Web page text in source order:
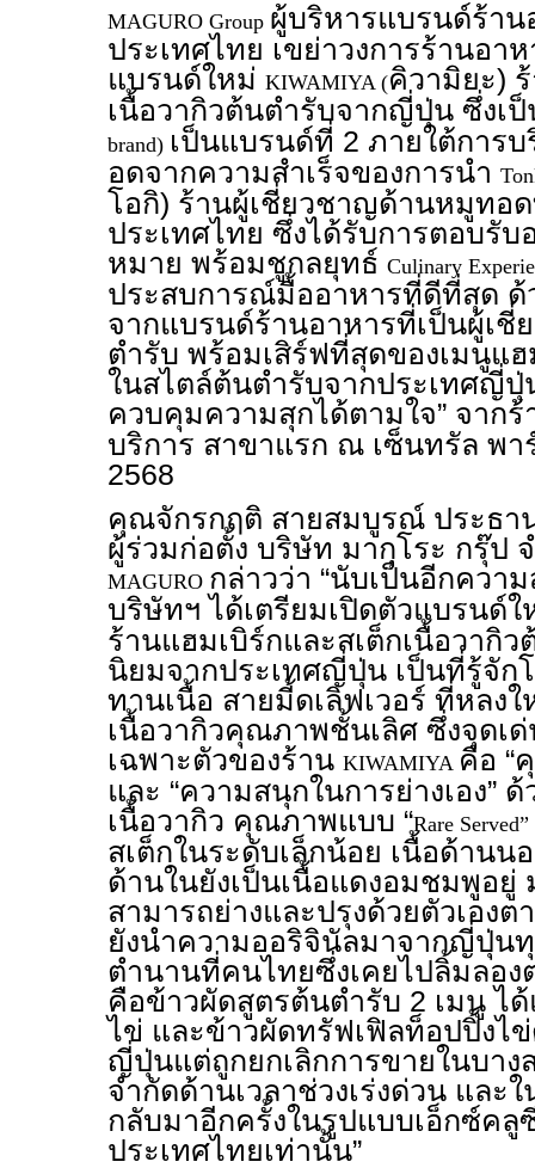
MAGURO Group ผู้บริหารแบรนด์ร้า
ประเทศไทย เขย่าวงการร้านอา
แบรนด์ใหม่ KIWAMIYA (คิวามิยะ)
เนื้อวากิวต้นตำรับจากญี่ปุ่น ซึ่งเ
brand) เป็นแบรนด์ที่ 2 ภายใต้การ
อดจากความสำเร็จของการนำ
โอกิ) ร้านผู้เชี่ยวชาญด้านหมูทอ
ประเทศไทย ซึ่งได้รับการตอบรั
หมาย พร้อมชูกลยุทธ์ Culinary
ประสบการณ์มื้ออาหารที่ดีที่สุด ด้
จากแบรนด์ร้านอาหารที่เป็นผู้เ
ตำรับ พร้อมเสิร์ฟที่สุดของเมนูแฮ
ในสไตล์ต้นตำรับจากประเทศญี่ปุ่
ควบคุมความสุกได้ตามใจ” จาก
บริการ สาขาแรก ณ เซ็นทรัล พ
2568
คุณจักรกฤติ สายสมบูรณ์ ประธา
ผู้ร่วมก่อตั้ง บริษัท มากุโระ กรุ๊ป
MAGURO กล่าวว่า “นับเป็นอีกควา
บริษัทฯ ได้เตรียมเปิดตัวแบรนด์
ร้านแฮมเบิร์กและสเต็กเนื้อวากิ
นิยมจากประเทศญี่ปุ่น เป็นที่รู้จัก
ทานเนื้อ สายมี้ดเลิฟเวอร์ ที่หลง
เนื้อวากิวคุณภาพชั้นเลิศ ซึ่งจุดเ
เฉพาะตัวของร้าน KIWAMIYA คือ “
และ “ความสนุกในการย่างเอง”
เนื้อวากิว คุณภาพแบบ “Rare Served”
สเต็กในระดับเล็กน้อย เนื้อด้าน
ด้านในยังเป็นเนื้อแดงอมชมพูอยู่
สามารถย่างและปรุงด้วยตัวเองต
ยังนำความออริจินัลมาจากญี่ปุ่น
ตำนานที่คนไทยซึ่งเคยไปลิ้มลอง
คือข้าวผัดสูตรต้นตำรับ 2 เมนู ไ
ไข่ และข้าวผัดทรัฟเฟิลท็อปปิ้งไข่
ญี่ปุ่นแต่ถูกยกเลิกการขายในบาง
จำกัดด้านเวลาช่วงเร่งด่วน และ
กลับมาอีกครั้งในรูปแบบเอ็กซ์คลู
ประเทศไทยเท่านั้น”